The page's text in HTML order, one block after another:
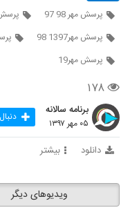
پرسش مهر 98 97
پرسش
پرسش مهر1397 98
پرسش مهر19
۱۷۸
برنامه سالانه
۰۵ مهر ۱۳۹۷
دانلود بیشتر
ویدیوهای دیگر